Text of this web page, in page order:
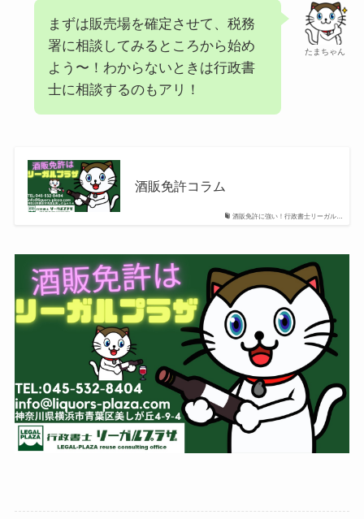
たまちゃん
まずは販売場を確定させて、税務
署に相談してみるところから始め
よう〜！わからないときは行政書
士に相談するのもアリ！
酒販免許に強い！行政書士リーガル…
酒販免許コラム